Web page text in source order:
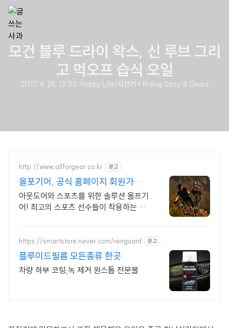
모건 블루 드라이 왁스, 신 루브 그리
고 먹오프 습식 오일
2017. 4. 28. 12:33 ·Hobby Life/자전거 * Riding Story & Gears
http://www.allforgear.co.kr 광고
올포기어, 공식 홈페이지 회원가입
시 10% 할인
아웃도어와 스포츠를 위한 솔루션 올프기
어! 최고의 스포츠 선수들이 착용하는 브
https://smartstore.naver.com/renguard 광고
플루이드필름 모든종류 한곳
차량 하부 코팅,녹 제거 원스톱 전문몰